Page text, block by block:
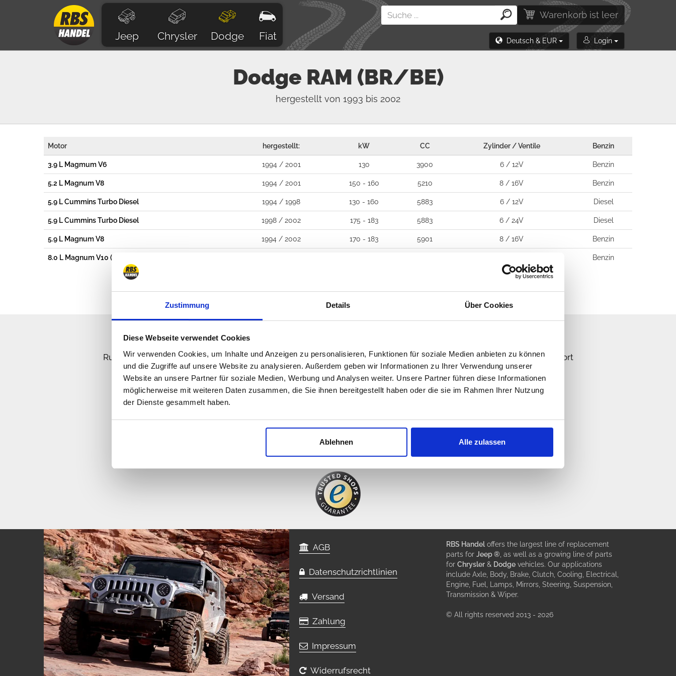
Zustimmung Details Über Cookies
Diese Webseite verwendet Cookies
Wir verwenden Cookies, um Inhalte und Anzeigen zu personalisieren, Funktionen für soziale Medien anbieten zu können
und die Zugriffe auf unsere Website zu analysieren. Außerdem geben wir Informationen zu Ihrer Verwendung unserer
Website an unsere Partner für soziale Medien, Werbung und Analysen weiter. Unsere Partner führen diese Informationen
möglicherweise mit weiteren Daten zusammen, die Sie ihnen bereitgestellt haben oder die sie im Rahmen Ihrer Nutzung
der Dienste gesammelt haben.
Ablehnen Alle zulassen
Jeep Chrysler Dodge Fiat
Warenkorb ist leer
Deutsch & EUR Login
Dodge RAM (BR/BE)
hergestellt von 1993 bis 2002
Motor hergestellt: kW CC Zylinder / Ventile Benzin
3.9 L Magmum V6 1994 / 2001 130 3900 6 / 12V Benzin
5.2 L Magnum V8 1994 / 2001 150 - 160 5210 8 / 16V Benzin
5.9 L Cummins Turbo Diesel 1994 / 1998 130 - 160 5883 6 / 12V Diesel
5.9 L Cummins Turbo Diesel 1998 / 2002 175 - 183 5883 6 / 24V Diesel
5.9 L Magnum V8 1994 / 2002 170 - 183 5901 8 / 16V Benzin
8.0 L Magnum V10 (OHV) Benzin
Sorry, Hotline nicht erreichbar, schreiben Sie uns!
Rufen Sie uns an, senden Sie uns eine E-Mail, liken Sie uns auf Facebook, Sie bekommen schnellstmöglich eine Antwort
089 - 41 61 08 780
(9:30-14:00 16:00-19:00)
Facebook
AGB
Datenschutzrichtlinien
Versand
Zahlung
Impressum
Widerrufsrecht
RBS Handel offers the largest line of replacement
parts for Jeep ® , as well as a growing line of parts
for Chrysler & Dodge vehicles. Our applications
include Axle, Body, Brake, Clutch, Cooling, Electrical,
Engine, Fuel, Lamps, Mirrors, Steering, Suspension,
Transmission & Wiper.
© All rights reserved 2013 - 2026